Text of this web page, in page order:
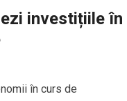
investițiile în
în curs de